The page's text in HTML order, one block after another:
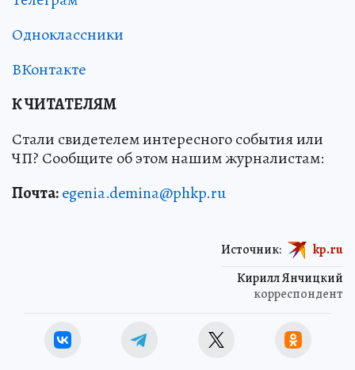
Одноклассники
ВКонтакте
К ЧИТАТЕЛЯМ
Стали свидетелем интересного события или
ЧП? Сообщите об этом нашим журналистам:
Почта:egenia.demina@phkp.ru
Кирилл Янчицкий
корреспондент
Источник: kp.ru